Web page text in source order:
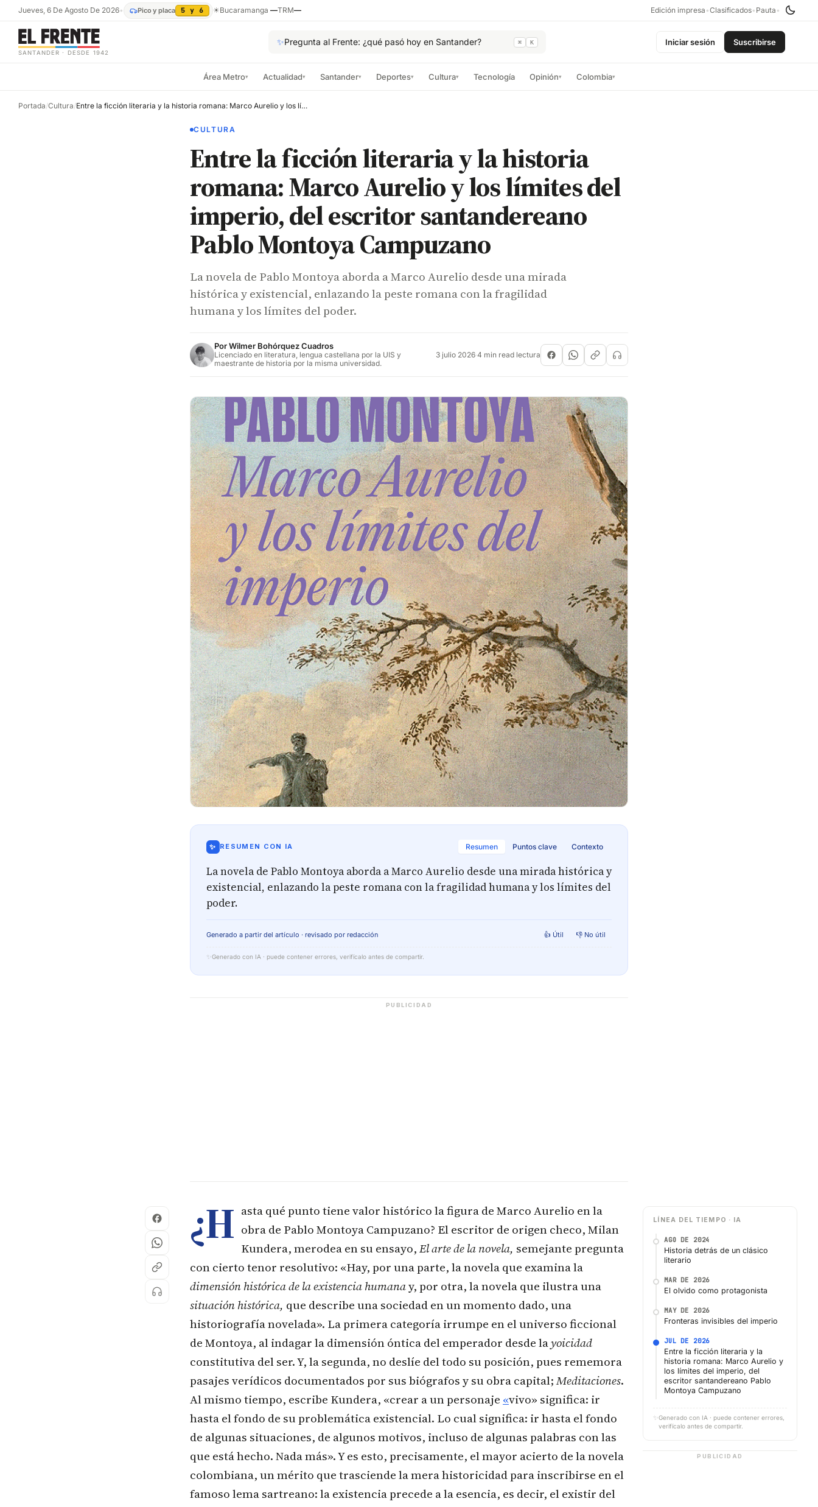
Jueves, 6 De Agosto De 2026• Pico y placa 5 y 6 ☀Bucaramanga —TRM— Edición impresa •Clasificados• Pauta •
SANTANDER · DESDE 1942
✨Pregunta al Frente: ¿qué pasó hoy en Santander? ⌘ K Iniciar sesión Suscribirse
Área Metro▾ Actualidad▾ Santander▾ Deportes▾ Cultura▾ Tecnología Opinión▾ Colombia▾
Portada/Cultura/ Entre la ficción literaria y la historia romana: Marco Aurelio y los límites del imperio, del escritor santandereano Pablo Montoya Campuzano
CULTURA
Entre la ficción literaria y la historia
romana: Marco Aurelio y los límites del
imperio, del escritor santandereano
Pablo Montoya Campuzano
La novela de Pablo Montoya aborda a Marco Aurelio desde una mirada
histórica y existencial, enlazando la peste romana con la fragilidad
humana y los límites del poder.
PorWilmer Bohórquez Cuadros
Licenciado en literatura, lengua castellana por la UIS y
maestrante de historia por la misma universidad.
3 julio 2026·4 min read lectura
✨ RESUMEN CON IA Resumen Puntos clave Contexto
La novela de Pablo Montoya aborda a Marco Aurelio desde una mirada histórica y
existencial, enlazando la peste romana con la fragilidad humana y los límites del
poder.
Generado a partir del artículo · revisado por redacción 👍 Útil 👎 No útil
✨ Generado con IA · puede contener errores, verifícalo antes de compartir.
PUBLICIDAD
¿H asta qué punto tiene valor histórico la figura de Marco Aurelio en la
obra de Pablo Montoya Campuzano? El escritor de origen checo, Milan
Kundera, merodea en su ensayo,El arte de la novela, semejante pregunta
con cierto tenor resolutivo: «Hay, por una parte, la novela que examina la
dimensión histórica de la existencia humanay, por otra, la novela que ilustra una
situación histórica, que describe una sociedad en un momento dado, una
historiografía novelada». La primera categoría irrumpe en el universo ficcional
de Montoya, al indagar la dimensión óntica del emperador desde layoicidad
constitutiva del ser. Y, la segunda, no deslíe del todo su posición, pues rememora
pasajes verídicos documentados por sus biógrafos y su obra capital;Meditaciones.
Al mismo tiempo, escribe Kundera, «crear a un personaje «vivo» significa: ir
hasta el fondo de su problemática existencial. Lo cual significa: ir hasta el fondo
de algunas situaciones, de algunos motivos, incluso de algunas palabras con las
que está hecho. Nada más». Y es esto, precisamente, el mayor acierto de la novela
colombiana, un mérito que trasciende la mera historicidad para inscribirse en el
famoso lema sartreano: la existencia precede a la esencia, es decir, el existir del
LÍNEA DEL TIEMPO · IA
AGO DE 2024
Historia detrás de un clásico
literario
MAR DE 2026
El olvido como protagonista
MAY DE 2026
Fronteras invisibles del imperio
JUL DE 2026
Entre la ficción literaria y la
historia romana: Marco Aurelio y
los límites del imperio, del
escritor santandereano Pablo
Montoya Campuzano
✨ Generado con IA · puede contener errores,
verifícalo antes de compartir.
PUBLICIDAD